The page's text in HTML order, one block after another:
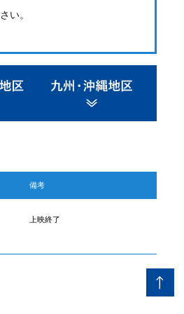
い。
備考
上映終了